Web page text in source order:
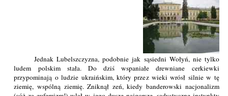
Jednak Lubelszczyzna, podobnie jak sąsiedni Wołyń, nie tylko
ludem polskim stała. Do dziś wspaniałe drewniane cerkiewki
przypominają o ludzie ukraińskim, który przez wieki wrósł silnie w tę
ziemię, wspólną ziemię. Zniknął zeń, kiedy banderowski nacjonalizm